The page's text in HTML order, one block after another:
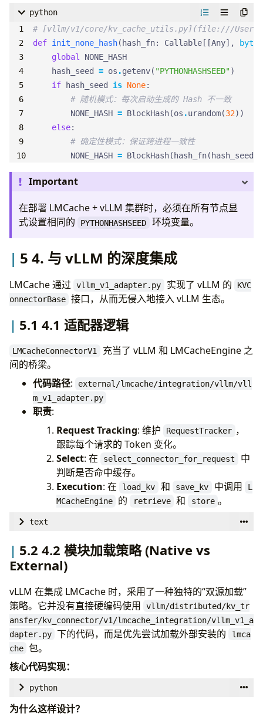
python
# [vllm/v1/core/kv_cache_utils.py](file:///Users/
def init_none_hash( hash_fn: Callable [[Any],
bytes
global
NONE_HASH
hash_seed
= os .getenv( "PYTHONHASHSEED")
if
hash_seed is None:
# 随机模式：每次启动生成的 Hash 不一致
NONE_HASH = BlockHash(os .urandom(32))
else:
# 确定性模式：保证跨进程一致性
NONE_HASH = BlockHash( hash_fn( hash_seed
Important
在部署 LMCache + vLLM 集群时，必须在所有节点显
式设置相同的
PYTHONHASHSEED 环境变量。
5 4. 与 vLLM 的深度集成
LMCache 通过 vllm_v1_adapter.py 实现了 vLLM 的
KVC
onnectorBase 接口，从而无侵入地接入 vLLM 生态。
5.1 4.1 适配器逻辑
LMCacheConnectorV1
充当了 vLLM 和 LMCacheEngine 之
间的桥梁。
代码路径:
external/lmcache/integration/vllm/vll
m_v1_adapter.py
职责:
Request Tracking: 维护 RequestTracker ，
跟踪每个请求的 Token 变化。
Select: 在 select_connector_for_request
中
判断是否命中缓存。
Execution: 在 load_kv 和 save_kv 中调用
L
MCacheEngine
的 retrieve 和 store 。
text
class
LMCacheConnectorV1( KVConnectorBase_V1
def
self.engine = LMCacheEngine( ...)
def get_num_new_matched_tokens(self, request
# 计算可以复用的 Token 数量
self
5.2 4.2 模块加载策略 (Native vs
External)
vLLM 在集成 LMCache 时，采用了一种独特的“双源加载”
策略。它并没有直接硬编码使用
vllm/distributed/kv_tr
ansfer/kv_connector/v1/lmcache_integration/vllm_v1_a
dapter.py 下的代码，而是优先尝试加载外部安装的
lmca
che 包。
核心代码实现：
python
# [vllm/distributed/kv_transfer/kv_connector/v1/
为什么这样设计？